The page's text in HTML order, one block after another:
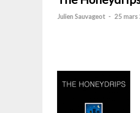
Julien Sauvageot - 25 mars